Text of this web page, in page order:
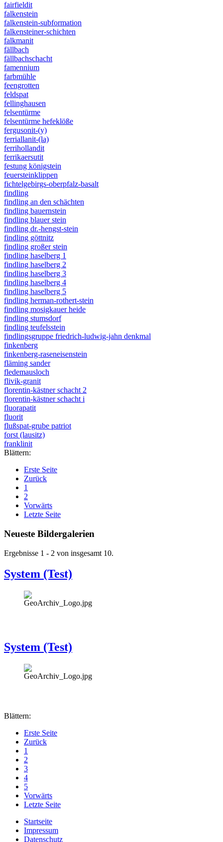
fairfieldit
falkenstein
falkenstein-subformation
falkensteiner-schichten
falkmanit
fällbach
fällbachschacht
famennium
farbmühle
feengrotten
feldspat
fellinghausen
felsentürme
felsentürme hefeklöße
fergusonit-(y)
ferriallanit-(la)
ferrihollandit
ferrikaersutit
festung königstein
feuersteinklippen
fichtelgebirgs-oberpfalz-basalt
findling
findling an den schächten
findling bauernstein
findling blauer stein
findling dr.-hengst-stein
findling göttnitz
findling großer stein
findling haselberg 1
findling haselberg 2
findling haselberg 3
findling haselberg 4
findling haselberg 5
findling herman-rothert-stein
findling mosigkauer heide
findling stumsdorf
findling teufelsstein
findlingsgruppe friedrich-ludwig-jahn denkmal
finkenberg
finkenberg-raseneisenstein
fläming sander
fledemausloch
flivik-granit
florentin-kästner schacht 2
florentin-kästner schacht i
fluorapatit
fluorit
flußspat-grube patriot
forst (lausitz)
franklinit
Blättern:
Erste Seite
Zurück
1
2
Vorwärts
Letzte Seite
Neueste Bildergalerien
Ergebnisse 1 - 2 von insgesamt 10.
System (Test)
System (Test)
Blättern:
Erste Seite
Zurück
1
2
3
4
5
Vorwärts
Letzte Seite
Startseite
Impressum
Datenschutz